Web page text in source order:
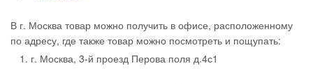
В г. Москва товар можно получить в офисе, расположенному
по адресу, где также товар можно посмотреть и пощупать:
1. г. Москва, 3-й проезд Перова поля д.4с1